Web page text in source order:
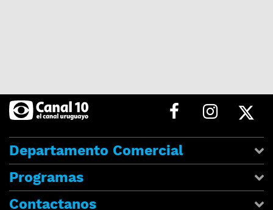
Departamento Comercial
Programas
Contactanos